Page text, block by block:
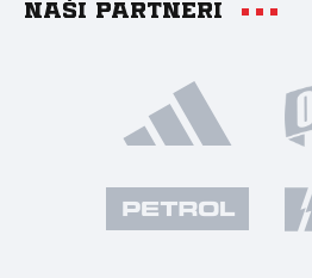
Naši partneri